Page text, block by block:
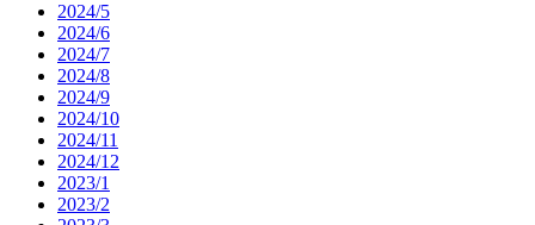
2024/5
2024/6
2024/7
2024/8
2024/9
2024/10
2024/11
2024/12
2023/1
2023/2